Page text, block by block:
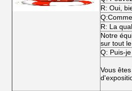
R: Oui,
R: La
Notre
sur tout
Q: Puis-
Vous